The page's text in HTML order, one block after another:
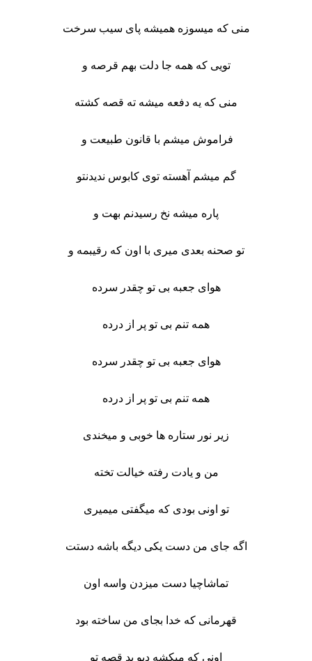
منی که میسوزه همیشه پای سیب سرخت
تویی که همه جا دلت بهم قرصه و
منی که یه دفعه میشه ته قصه کشته
فراموش میشم با قانون طبیعت و
گم میشم آهسته توی کابوس ندیدنتو
پاره میشه نخ رسیدنم بهت و
تو صحنه بعدی میری با اون که رقیبمه و
هوای جعبه بی تو چقدر سرده
همه تنم بی تو پر از درده
هوای جعبه بی تو چقدر سرده
همه تنم بی تو پر از درده
زیر نور ستاره ها خوبی و میخندی
من و یادت رفته خیالت تخته
تو اونی بودی که میگفتی میمیری
اگه جای من دست یکی دیگه باشه دستت
تماشاچیا دست میزدن واسه اون
قهرمانی که خدا بجای من ساخته بود
اونی که میکشه دیو بد قصه تو